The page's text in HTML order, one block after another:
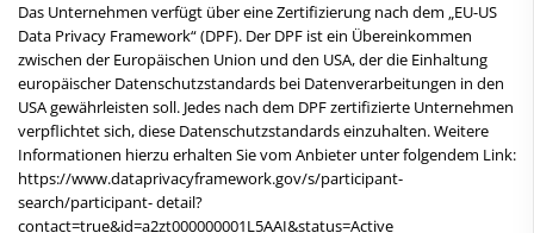
Das Unternehmen verfügt über eine Zertifizierung nach dem „EU-US
Data Privacy Framework“ (DPF). Der DPF ist ein Übereinkommen
zwischen der Europäischen Union und den USA, der die Einhaltung
europäischer Datenschutzstandards bei Datenverarbeitungen in den
USA gewährleisten soll. Jedes nach dem DPF zertifizierte Unternehmen
verpflichtet sich, diese Datenschutzstandards einzuhalten. Weitere
Informationen hierzu erhalten Sie vom Anbieter unter folgendem Link:
https://www.dataprivacyframework.gov/s/participant-
search/participant- detail?
contact=true&id=a2zt000000001L5AAI&status=Active